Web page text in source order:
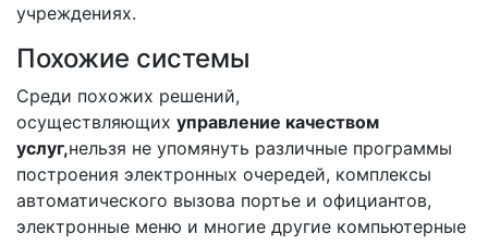
учреждениях.
Похожие системы
Среди похожих решений,
осуществляющих управление качеством
услуг,нельзя не упомянуть различные программы
построения электронных очередей, комплексы
автоматического вызова портье и официантов,
электронные меню и многие другие компьютерные